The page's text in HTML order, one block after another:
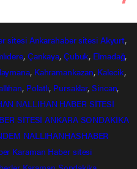
sitesi Ankarahabersitesi Akyurt,
, Çankaya, Çubuk, Elmadağ,
, Kahramankazan, Kalecik,
, Polatlı, Pursaklar,Sincan,
NALLIHAN HABER SİTESİ
SİTESİ ANKARA SONDAKİKA
NALLIHANHASHABER
Karaman Haber sitesi